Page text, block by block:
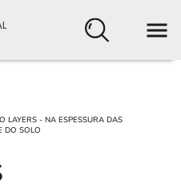
LAYERS - NA ESPESSURA DAS
DO SOLO